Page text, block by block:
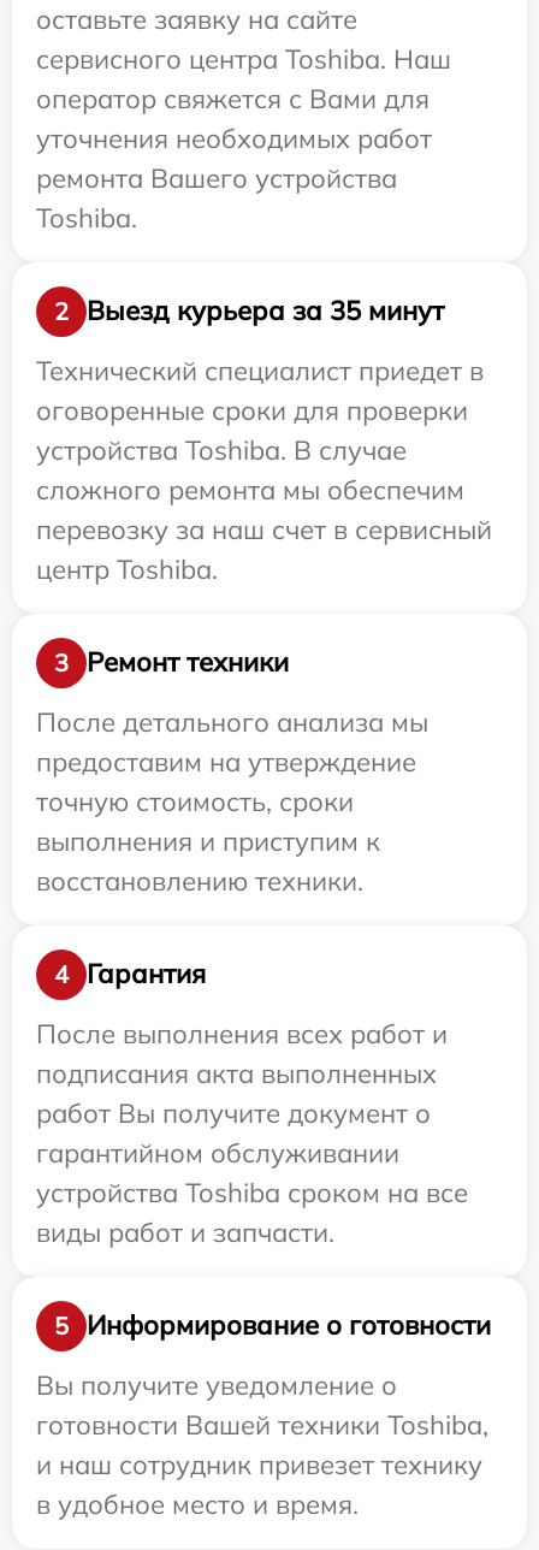
оставьте заявку на сайте
сервисного центра Toshiba. Наш
оператор свяжется с Вами для
уточнения необходимых работ
ремонта Вашего устройства
Toshiba.
2
Выезд курьера за 35 минут
Технический специалист приедет в
оговоренные сроки для проверки
устройства Toshiba. В случае
сложного ремонта мы обеспечим
перевозку за наш счет в сервисный
центр Toshiba.
3
Ремонт техники
После детального анализа мы
предоставим на утверждение
точную стоимость, сроки
выполнения и приступим к
восстановлению техники.
4
Гарантия
После выполнения всех работ и
подписания акта выполненных
работ Вы получите документ о
гарантийном обслуживании
устройства Toshiba сроком на все
виды работ и запчасти.
5
Информирование о готовности
Вы получите уведомление о
готовности Вашей техники Toshiba,
и наш сотрудник привезет технику
в удобное место и время.